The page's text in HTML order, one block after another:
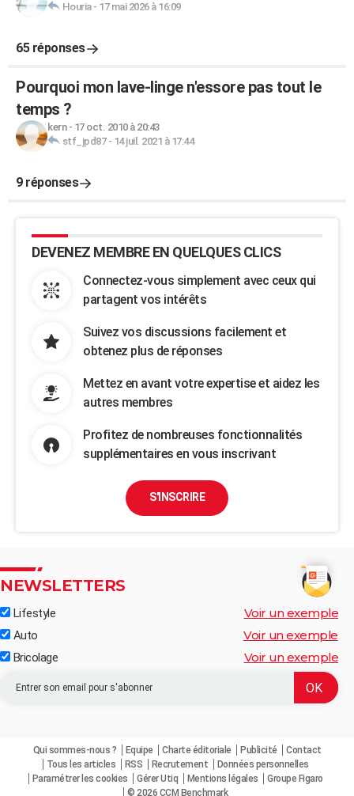
Houria- 17 mai 2026 à 16:09
65 réponses
Pourquoi mon lave-linge n'essore pas tout le
temps ?
kern- 17 oct. 2010 à 20:43
stf_jpd87- 14 juil. 2021 à 17:44
9 réponses
DEVENEZ MEMBRE EN QUELQUES CLICS
Connectez-vous simplement avec ceux qui
partagent vos intérêts
Suivez vos discussions facilement et
obtenez plus de réponses
Mettez en avant votre expertise et aidez les
autres membres
Profitez de nombreuses fonctionnalités
supplémentaires en vous inscrivant
S'INSCRIRE
NEWSLETTERS
Lifestyle Voir un exemple
Auto Voir un exemple
Bricolage Voir un exemple
Qui sommes-nous ? Equipe Charte éditoriale Publicité
Contact
Tous les articles
RSS Recrutement
Données personnelles
Paramétrer les cookies
Gérer Utiq Mentions légales
Groupe Figaro
© 2026 CCM Benchmark